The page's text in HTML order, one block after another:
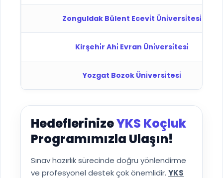
Zonguldak Bülent Ecevi̇t Üni̇versi̇tesi̇
Kirşehi̇r Ahi̇ Evran Üni̇versi̇tesi̇
Yozgat Bozok Üni̇versi̇tesi̇
HedeflerinizeYKS Koçluk
Programımızla Ulaşın!
Sınav hazırlık sürecinde doğru yönlendirme
ve profesyonel destek çok önemlidir. YKS